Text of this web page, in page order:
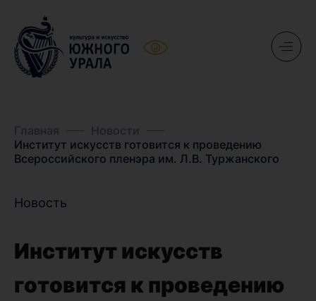
Главная
Новости
Институт искусств готовится к проведению
Всероссийского пленэра им. Л.В. Туржанского
Новость
Институт искусств
готовится к проведению